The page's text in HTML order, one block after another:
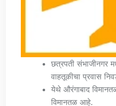
छत्रपती संभाजीनगर
वाहतूकीचा प्रवास
येथे औरंगाबाद
विमानतळ आहे.